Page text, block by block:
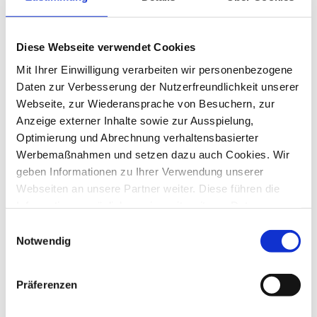
Diese Webseite verwendet Cookies
Mit Ihrer Einwilligung verarbeiten wir personenbezogene
Daten zur Verbesserung der Nutzerfreundlichkeit unserer
Webseite, zur Wiederansprache von Besuchern, zur
Anzeige externer Inhalte sowie zur Ausspielung,
Optimierung und Abrechnung verhaltensbasierter
Werbemaßnahmen und setzen dazu auch Cookies. Wir
geben Informationen zu Ihrer Verwendung unserer
Webseiten an unsere Partner weiter. Diese führen die
von den Partnern im Rahmen der Nutzung anderer
Dienste gesammelt wurden. Ebenso können unsere
Partner diese Daten zu eigenen Zwecken, insbesondere
zur Analyse des Nutzungsverhaltens zu
Notwendig
Präferenzen
Summit by THE GROW
PRAIDICT-live vor einem